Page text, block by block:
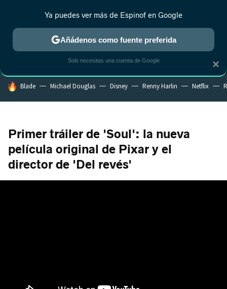
MENÚ NUEVO
ESTRENOS REALITY ANIME RANKINGS CINE
HOY SE HABLA DE
Blade Michael Douglas Disney Renny Harlin Netflix
Primer tráiler de 'Soul': la nueva
película original de Pixar y el
director de 'Del revés'
×
Ya puedes ver más de Espinof en Google
Añádenos como fuente preferida
Solo necesitas una cuenta de Google